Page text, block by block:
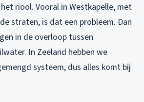
riool. Vooral in Westkapelle, met
straten, is dat een probleem. Dan
in de overloop tussen
In Zeeland hebben we
systeem, dus alles komt bij